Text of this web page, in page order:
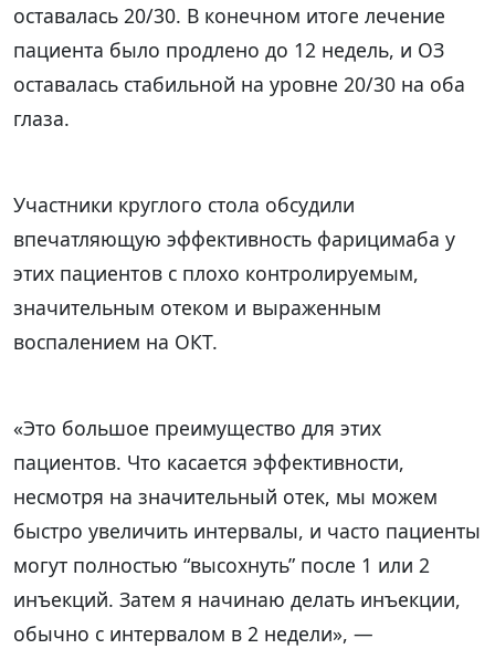
оставалась 20/30. В конечном итоге лечение
пациента было продлено до 12 недель, и ОЗ
оставалась стабильной на уровне 20/30 на оба
глаза.
Участники круглого стола обсудили
впечатляющую эффективность фарицимаба у
этих пациентов с плохо контролируемым,
значительным отеком и выраженным
воспалением на ОКТ.
«Это большое преимущество для этих
пациентов. Что касается эффективности,
несмотря на значительный отек, мы можем
быстро увеличить интервалы, и часто пациенты
могут полностью “высохнуть” после 1 или 2
инъекций. Затем я начинаю делать инъекции,
обычно с интервалом в 2 недели», —